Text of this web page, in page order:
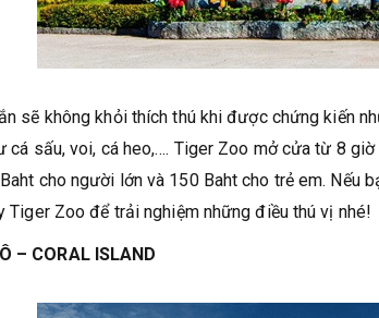
sẽ không khỏi thích thú khi được chứng kiến
cá sấu, voi, cá heo,…. Tiger Zoo mở cửa từ 8
cho người lớn và 150 Baht cho trẻ em. Nếu
Tiger Zoo để trải nghiệm những điều thú vị nhé!
– CORAL ISLAND